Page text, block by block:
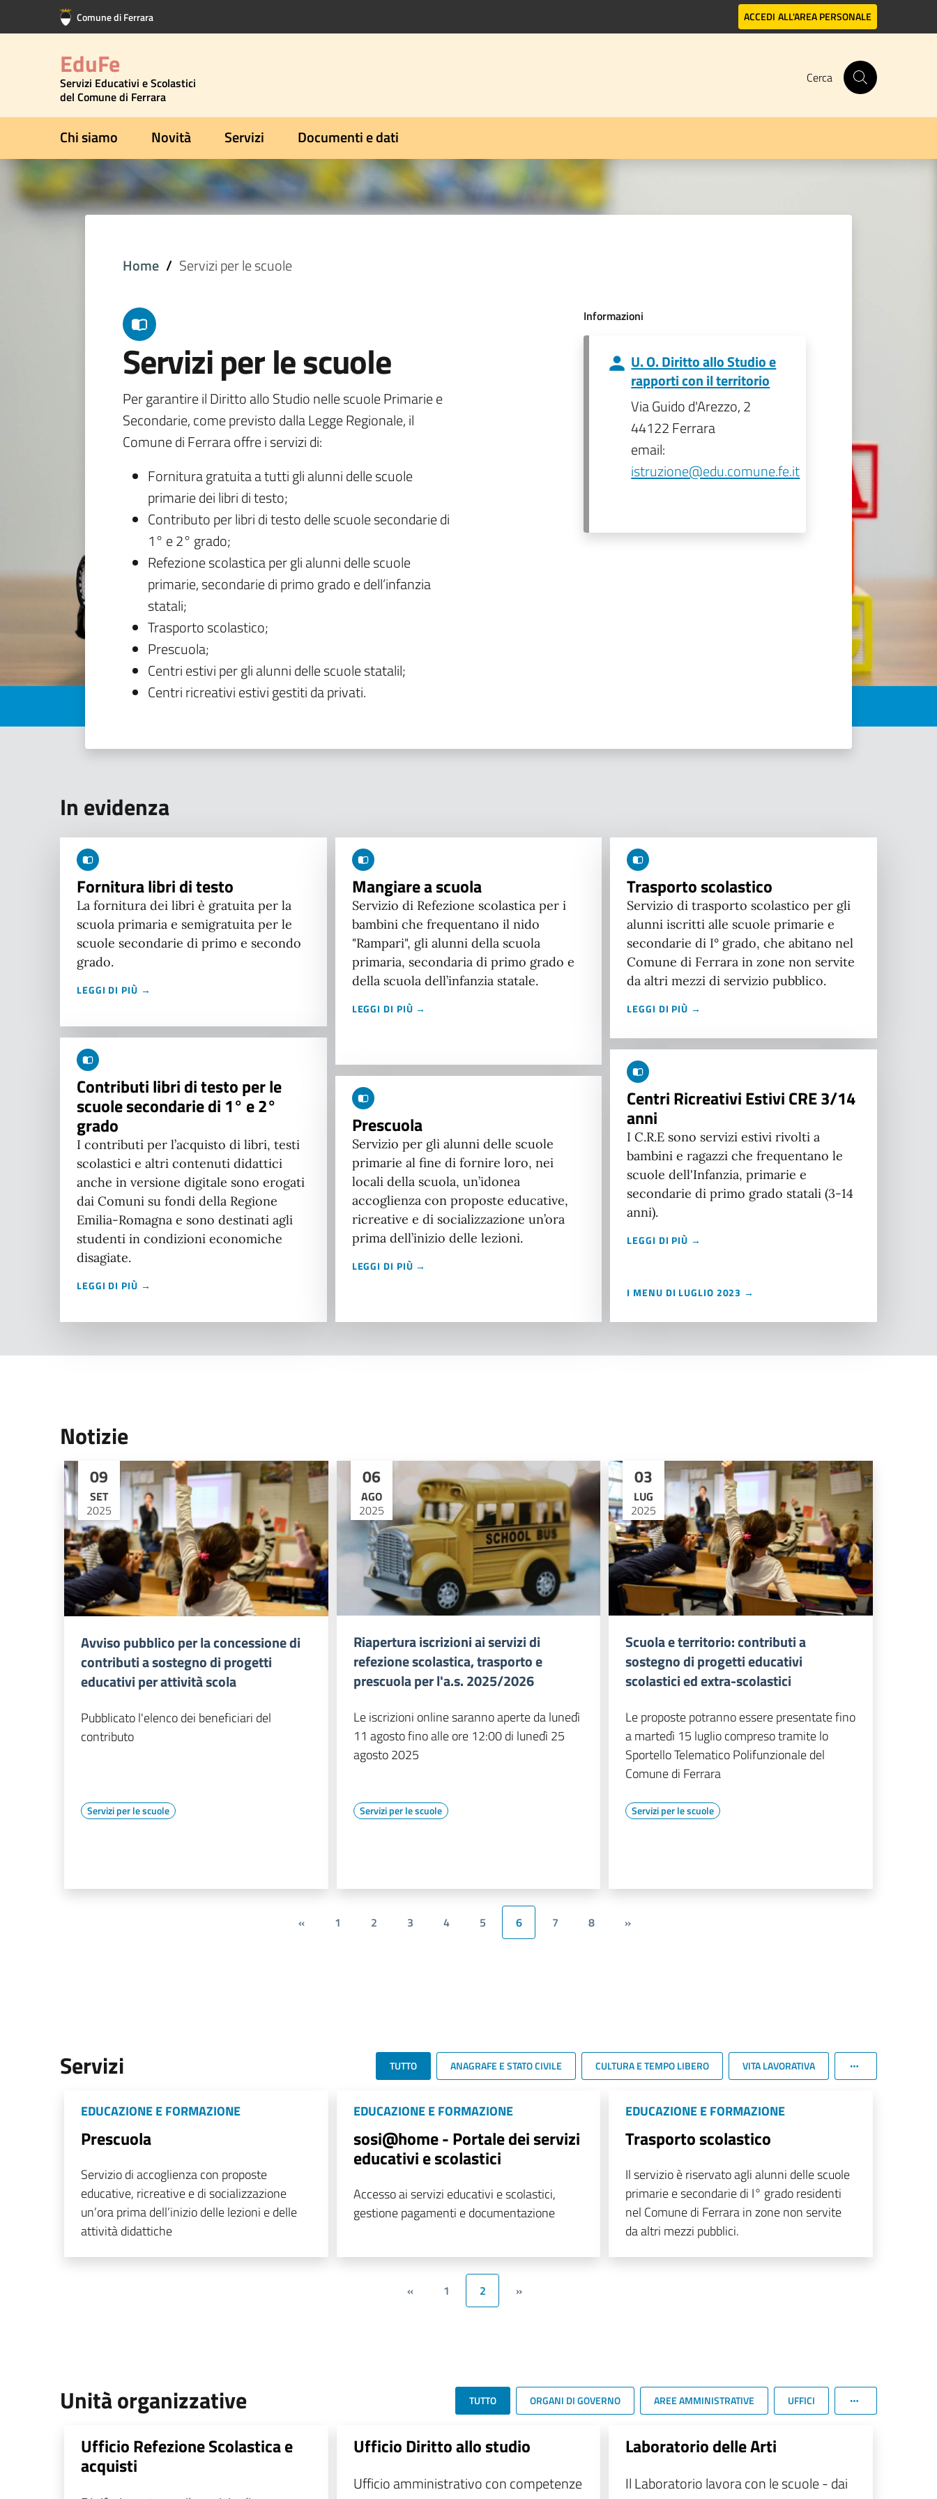
Vai al contenuto principale
Vai al footer Comune di Ferrara ACCEDI ALL'AREA PERSONALE
EduFe
Servizi Educativi e Scolastici
del Comune di Ferrara
Cerca
Chi siamo Novità Servizi Documenti e dati
Home Servizi per le scuole
Servizi per le scuole
Per garantire il Diritto allo Studio nelle scuole Primarie e
Secondarie, come previsto dalla Legge Regionale, il
Comune di Ferrara offre i servizi di:
Fornitura gratuita a tutti gli alunni delle scuole
primarie dei libri di testo;
Contributo per libri di testo delle scuole secondarie di
1° e 2° grado;
Refezione scolastica per gli alunni delle scuole
primarie, secondarie di primo grado e dell’infanzia
statali;
Trasporto scolastico;
Prescuola;
Centri estivi per gli alunni delle scuole statalil;
Centri ricreativi estivi gestiti da privati.
Informazioni
U. O. Diritto allo Studio e
rapporti con il territorio
Via Guido d'Arezzo, 2
44122 Ferrara
email:
istruzione@edu.comune.fe.it
In evidenza
Fornitura libri di testo
La fornitura dei libri è gratuita per la
scuola primaria e semigratuita per le
scuole secondarie di primo e secondo
grado.
LEGGI DI PIÙ →
Contributi libri di testo per le
scuole secondarie di 1° e 2°
grado
I contributi per l’acquisto di libri, testi
scolastici e altri contenuti didattici
anche in versione digitale sono erogati
dai Comuni su fondi della Regione
Emilia-Romagna e sono destinati agli
studenti in condizioni economiche
disagiate.
LEGGI DI PIÙ →
Mangiare a scuola
Servizio di Refezione scolastica per i
bambini che frequentano il nido
"Rampari", gli alunni della scuola
primaria, secondaria di primo grado e
della scuola dell’infanzia statale.
LEGGI DI PIÙ →
Prescuola
Servizio per gli alunni delle scuole
primarie al fine di fornire loro, nei
locali della scuola, un’idonea
accoglienza con proposte educative,
ricreative e di socializzazione un’ora
prima dell’inizio delle lezioni.
LEGGI DI PIÙ →
Trasporto scolastico
Servizio di trasporto scolastico per gli
alunni iscritti alle scuole primarie e
secondarie di I° grado, che abitano nel
Comune di Ferrara in zone non servite
da altri mezzi di servizio pubblico.
LEGGI DI PIÙ →
Centri Ricreativi Estivi CRE 3/14
anni
I C.R.E sono servizi estivi rivolti a
bambini e ragazzi che frequentano le
scuole dell'Infanzia, primarie e
secondarie di primo grado statali (3-14
anni).
LEGGI DI PIÙ →
I MENU DI LUGLIO 2023 →
Notizie
09
SET
2025
Avviso pubblico per la concessione di
contributi a sostegno di progetti
educativi per attività scola
Pubblicato l'elenco dei beneficiari del
contributo
Servizi per le scuole
06
AGO
2025
Riapertura iscrizioni ai servizi di
refezione scolastica, trasporto e
prescuola per l'a.s. 2025/2026
Le iscrizioni online saranno aperte da lunedì
11 agosto fino alle ore 12:00 di lunedì 25
agosto 2025
Servizi per le scuole
03
LUG
2025
Scuola e territorio: contributi a
sostegno di progetti educativi
scolastici ed extra-scolastici
Le proposte potranno essere presentate fino
a martedì 15 luglio compreso tramite lo
Sportello Telematico Polifunzionale del
Comune di Ferrara
Servizi per le scuole
« 1 2 3 4 5 6 7 8 »
Servizi TUTTO ANAGRAFE E STATO CIVILE CULTURA E TEMPO LIBERO VITA LAVORATIVA
EDUCAZIONE E FORMAZIONE
Prescuola
Servizio di accoglienza con proposte
educative, ricreative e di socializzazione
un’ora prima dell’inizio delle lezioni e delle
attività didattiche
EDUCAZIONE E FORMAZIONE
sosi@home - Portale dei servizi
educativi e scolastici
Accesso ai servizi educativi e scolastici,
gestione pagamenti e documentazione
EDUCAZIONE E FORMAZIONE
Trasporto scolastico
Il servizio è riservato agli alunni delle scuole
primarie e secondarie di I° grado residenti
nel Comune di Ferrara in zone non servite
da altri mezzi pubblici.
« 1 2 »
Unità organizzative TUTTO ORGANI DI GOVERNO AREE AMMINISTRATIVE UFFICI
Ufficio Refezione Scolastica e
acquisti
Ufficio Diritto allo studio
Ufficio amministrativo con competenze
Laboratorio delle Arti
Il Laboratorio lavora con le scuole - dai